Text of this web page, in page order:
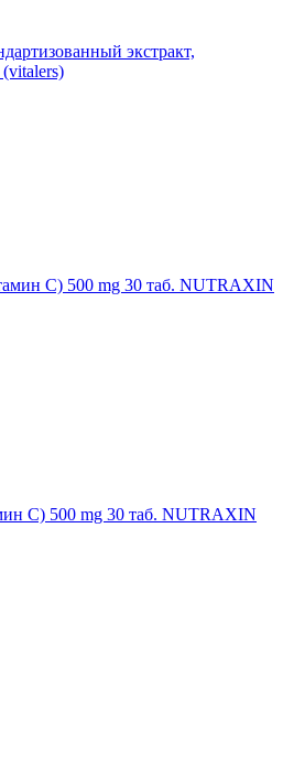
экстракт,
С) 500 mg 30 таб. NUTRAXIN